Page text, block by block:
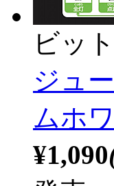
ビッ
ジュ
ムホ
¥1,090